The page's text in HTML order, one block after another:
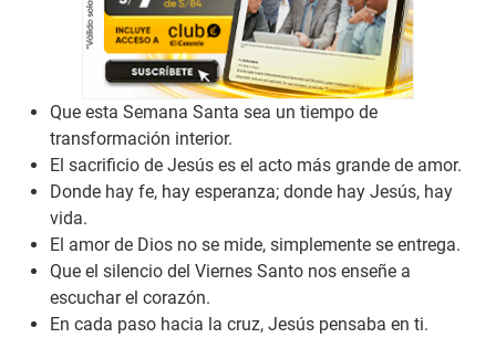
Que esta Semana Santa sea un tiempo de
transformación interior.
El sacrificio de Jesús es el acto más grande de amor.
Donde hay fe, hay esperanza; donde hay Jesús, hay
vida.
El amor de Dios no se mide, simplemente se entrega.
Que el silencio del Viernes Santo nos enseñe a
escuchar el corazón.
En cada paso hacia la cruz, Jesús pensaba en ti.